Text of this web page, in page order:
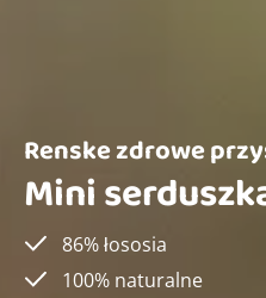
Renske zdrowe
Mini
86% łososia
100% naturalne